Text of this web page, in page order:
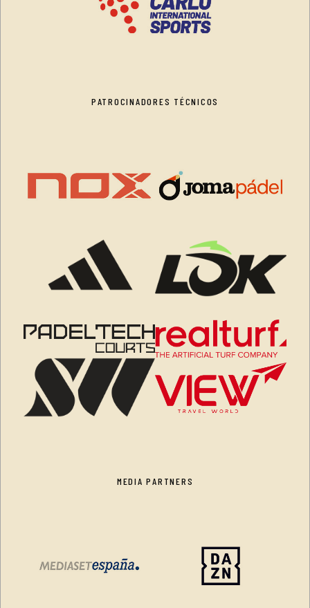
PATROCINADORES TÉCNICOS
MEDIA PARTNERS